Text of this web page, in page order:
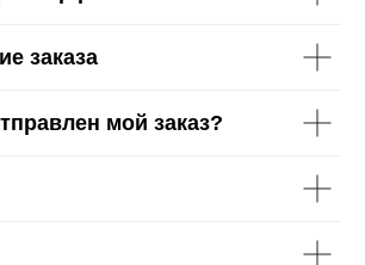
заказа
мой заказ?